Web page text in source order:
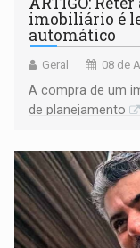
imobiliário é
automático
Geral 08 de
A compra de um
de planejamento